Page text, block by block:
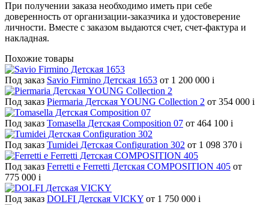
При получении заказа необходимо иметь при себе
доверенность от организации-заказчика и удостоверение
личности. Вместе с заказом выдаются счет, счет-фактура и
накладная.
Похожие товары
Под заказ Savio Firmino Детская 1653 от 1 200 000 i
Под заказ Piermaria Детская YOUNG Collection 2 от 354 000 i
Под заказ Tomasella Детская Composition 07 от 464 100 i
Под заказ Tumidei Детская Configuration 302 от 1 098 370 i
Под заказ Ferretti e Ferretti Детская COMPOSITION 405 от
775 000 i
Под заказ DOLFI Детская VICKY от 1 750 000 i